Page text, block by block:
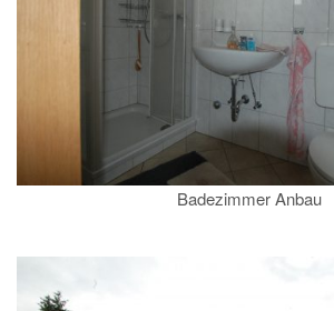
Badezimmer Anbau